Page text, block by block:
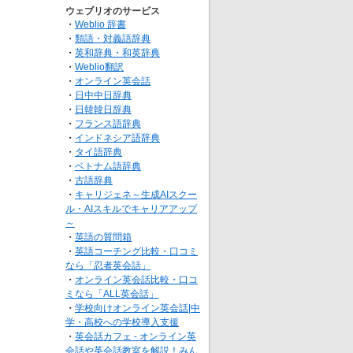
ウェブリオのサービス
・ Weblio 辞書
・ 類語・対義語辞典
・ 英和辞典・和英辞典
・ Weblio翻訳
・ オンライン英会話
・ 日中中日辞典
・ 日韓韓日辞典
・ フランス語辞典
・ インドネシア語辞典
・ タイ語辞典
・ ベトナム語辞典
・ 古語辞典
・ キャリジェネ～生成AIスクー
ル・AIスキルでキャリアアップ
～
・ 英語の質問箱
・ 英語コーチング比較・口コミ
なら「忍者英会話」
・ オンライン英会話比較・口コ
ミなら「ALL英会話」
・ 学校向けオンライン英会話|中
学・高校への学校導入支援
・ 英会話カフェ - オンライン英
会話や英会話教室を解説！みん